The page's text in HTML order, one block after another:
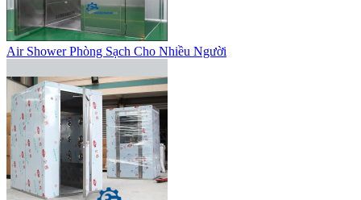
Air Shower Phòng Sạch Cho Nhiều Người